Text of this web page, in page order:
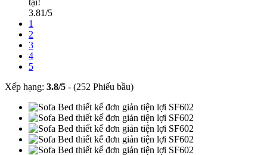
tại!
3.81/5
1
2
3
4
5
Xếp hạng: 3.8/5 - (252 Phiếu bầu)